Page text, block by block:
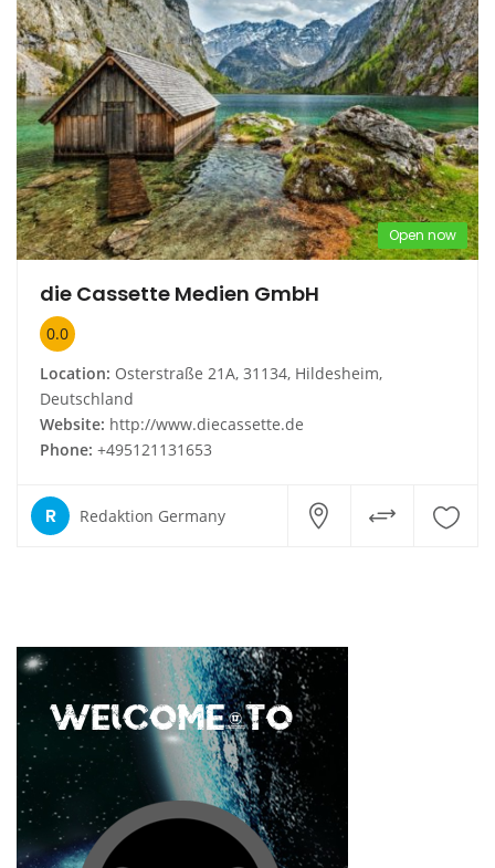
Open now
die Cassette Medien GmbH
0.0
Location: Osterstraße 21A, 31134, Hildesheim,
Deutschland
Website: http://www.diecassette.de
Phone: +495121131653
R Redaktion Germany